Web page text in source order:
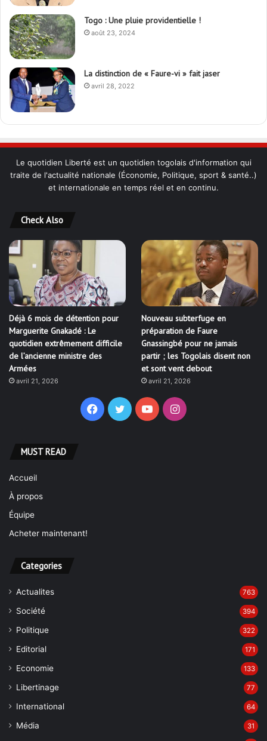
Togo : Une pluie providentielle !
août 23, 2024
La distinction de « Faure-vi » fait jaser
avril 28, 2022
Le quotidien Liberté est un quotidien togolais d'information qui
traite de l'actualité nationale (Économie, Politique, sport & santé..)
et internationale en temps réel et en continu.
Check Also
Déjà 6 mois de détention pour
Marguerite Gnakadé : Le
quotidien extrêmement difficile
de l’ancienne ministre des
Armées
avril 21, 2026
Nouveau subterfuge en
préparation de Faure
Gnassingbé pour ne jamais
partir ; les Togolais disent non
et sont vent debout
avril 21, 2026
Facebook
TwitterYouTubeInstagram
MUST READ
Accueil
À propos
Équipe
Acheter maintenant!
Categories
Actualites 763
Société 394
Politique 322
Editorial 171
Economie 133
Libertinage 77
International 64
Média 31